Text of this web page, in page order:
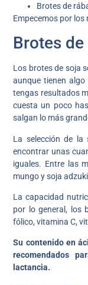
Brotes de
Empecemos por
Brotes de
Los brotes de soja
aunque tienen
tengas resultados
cuesta un poco
salgan lo más
La selección de la
encontrar unas
iguales. Entre las
mungo y soja
La capacidad
por lo general, los
fólico, vitamina C,
Su contenido en
recomendados
lactancia.